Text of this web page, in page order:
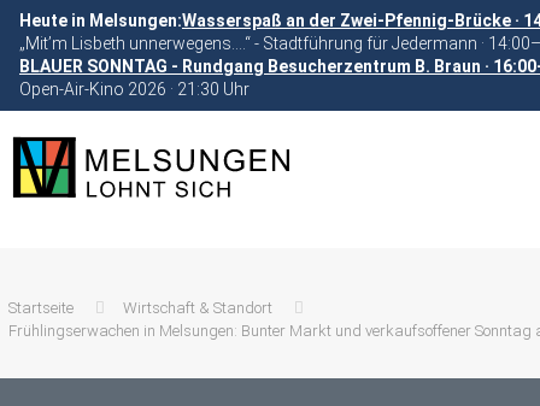
Heute in Melsungen:Wasserspaß an der Zwei-Pfennig-Brücke ·
„Mit’m Lisbeth unnerwegens….“ - Stadtführung für Jedermann ·
BLAUER SONNTAG - Rundgang Besucherzentrum B. Braun ·
Open-Air-Kino 2026 · 21:30 Uhr
Startseite
Wirtschaft & Standort
Frühlingserwachen in Melsungen: Bunter Markt und verkaufsoffener Sonntag